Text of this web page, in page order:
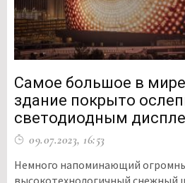
Самое большое в
здание покрыто
светодиодным
09.07.2023, 16:53
Немного напоминающий
высокотехнологичный снежный